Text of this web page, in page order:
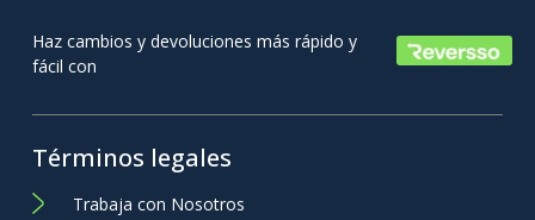
Haz cambios y devoluciones más rápido y
fácil con
Términos legales
Trabaja con Nosotros